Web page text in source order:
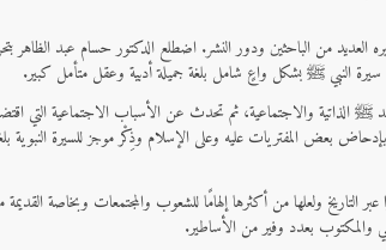
العديد من الباحثين ودور النشر. اضطلع الدكتور حسام عبد الظاهر
سيرة النبي ﷺ بشكل واعٍ شامل بلغة جميلة أدبية وعقل متأمل كبير.
ﷺ الذاتية والاجتماعية، ثم تحدث عن الأسباب الاجتماعية التي
بعض المفتريات عليه وعلى الإسلام وذِكْر موجز للسيرة النبوية
التاريخ ولعلها من أكثرها إلهامًا للشعوب والمجتمعات وبخاصة القديمة
والمكتوب بعدد وفير من الأساطير.